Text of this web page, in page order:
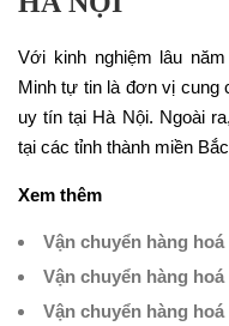
Với kinh nghiệm lâu
Minh tự tin là đơn vị cung
uy tín tại Hà Nội. Ngoài
tại các tỉnh thành miền
Xem thêm
Vận chuyển hàng hoá
Vận chuyển hàng
Vận chuyển hàng hoá